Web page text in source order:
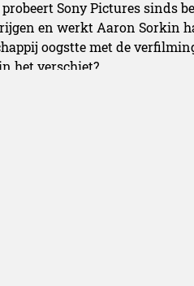
Sony Pictures sinds
en werkt Aaron Sorkin
oogstte met de
het verschiet?